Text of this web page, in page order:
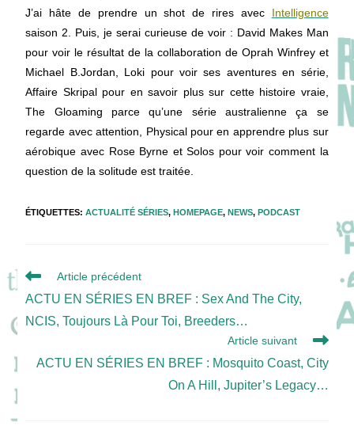
J’ai hâte de prendre un shot de rires avec Intelligence
saison 2. Puis, je serai curieuse de voir : David Makes Man
pour voir le résultat de la collaboration de Oprah Winfrey et
Michael B.Jordan, Loki pour voir ses aventures en série,
Affaire Skripal pour en savoir plus sur cette histoire vraie,
The Gloaming parce qu’une série australienne ça se
regarde avec attention, Physical pour en apprendre plus sur
aérobique avec Rose Byrne et Solos pour voir comment la
question de la solitude est traitée.
ÉTIQUETTES:ACTUALITÉ SÉRIES, HOMEPAGE, NEWS, PODCAST
Read
articles
Article précédent
ACTU EN SÉRIES EN BREF : Sex And The City,
NCIS, Toujours Là Pour Toi, Breeders…
Article suivant
ACTU EN SÉRIES EN BREF : Mosquito Coast, City
On A Hill, Jupiter’s Legacy…